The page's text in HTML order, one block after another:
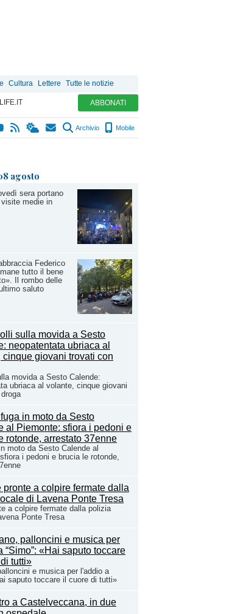
Cultura Lettere Tutte le notizie
ABBONATI
Archivio Mobile
agosto
sera portano
medie in
Federico
tutto il bene
Il rombo delle
saluto
movida a Sesto Calende:
ubriaca al volante, cinque giovani
moto da Sesto Calende al
i pedoni e brucia le rotonde,
a colpire fermate dalla polizia
Ponte Tresa
e musica per l'addio a
saputo toccare il cuore di tutti»